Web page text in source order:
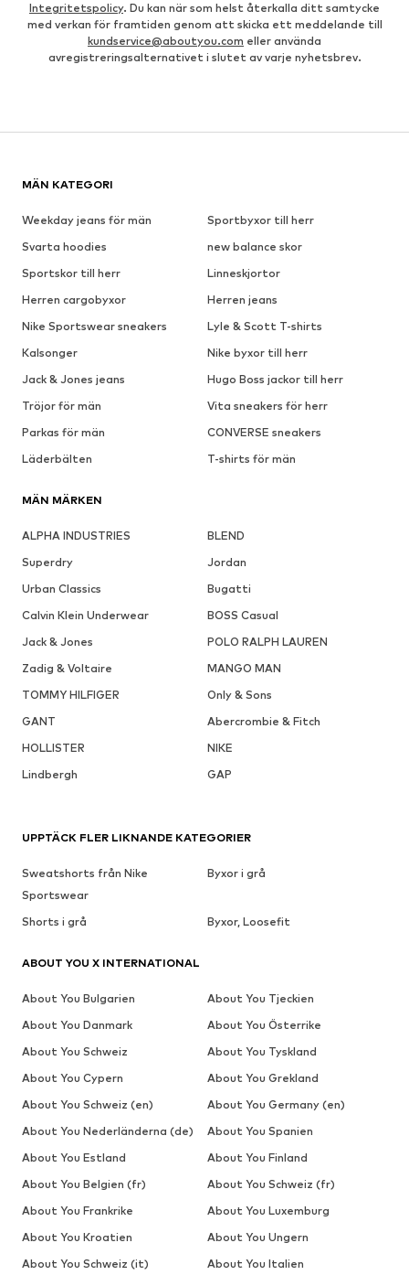
Integritetspolicy. Du kan när som helst återkalla ditt samtycke
med verkan för framtiden genom att skicka ett meddelande till
kundservice@aboutyou.com eller använda
avregistreringsalternativet i slutet av varje nyhetsbrev.
MÄN KATEGORI
Weekday jeans för män
Sportbyxor till herr
Svarta hoodies
new balance skor
Sportskor till herr
Linneskjortor
Herren cargobyxor
Herren jeans
Nike Sportswear sneakers
Lyle & Scott T-shirts
Kalsonger
Nike byxor till herr
Jack & Jones jeans
Hugo Boss jackor till herr
Tröjor för män
Vita sneakers för herr
Parkas för män
CONVERSE sneakers
Läderbälten
T-shirts för män
MÄN MÄRKEN
ALPHA INDUSTRIES
BLEND
Superdry
Jordan
Urban Classics
Bugatti
Calvin Klein Underwear
BOSS Casual
Jack & Jones
POLO RALPH LAUREN
Zadig & Voltaire
MANGO MAN
TOMMY HILFIGER
Only & Sons
GANT
Abercrombie & Fitch
HOLLISTER
NIKE
Lindbergh
GAP
UPPTÄCK FLER LIKNANDE KATEGORIER
Sweatshorts från Nike
Sportswear
Byxor i grå
Shorts i grå Byxor, Loosefit
ABOUT YOU X INTERNATIONAL
About You Bulgarien
About You Tjeckien
About You Danmark
About You Österrike
About You Schweiz
About You Tyskland
About You Cypern
About You Grekland
About You Schweiz (en)
About You Germany (en)
About You Nederländerna (de)
About You Spanien
About You Estland
About You Finland
About You Belgien (fr)
About You Schweiz (fr)
About You Frankrike
About You Luxemburg
About You Kroatien
About You Ungern
About You Schweiz (it)
About You Italien